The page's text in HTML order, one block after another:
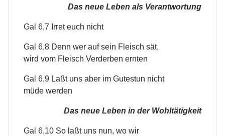
Das neue Leben als Verantwortung
Gal 6,7 Irret euch nicht
Gal 6,8 Denn wer auf sein Fleisch sät,
wird vom Fleisch Verderben ernten
Gal 6,9 Laßt uns aber im Gutestun nicht
müde werden
Das neue Leben in der Wohltätigkeit
Gal 6,10 So laßt uns nun, wo wir